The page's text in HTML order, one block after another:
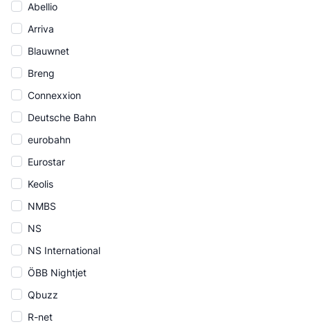
Abellio
Arriva
Blauwnet
Breng
Connexxion
Deutsche Bahn
eurobahn
Eurostar
Keolis
NMBS
NS
NS International
ÖBB Nightjet
Qbuzz
R-net